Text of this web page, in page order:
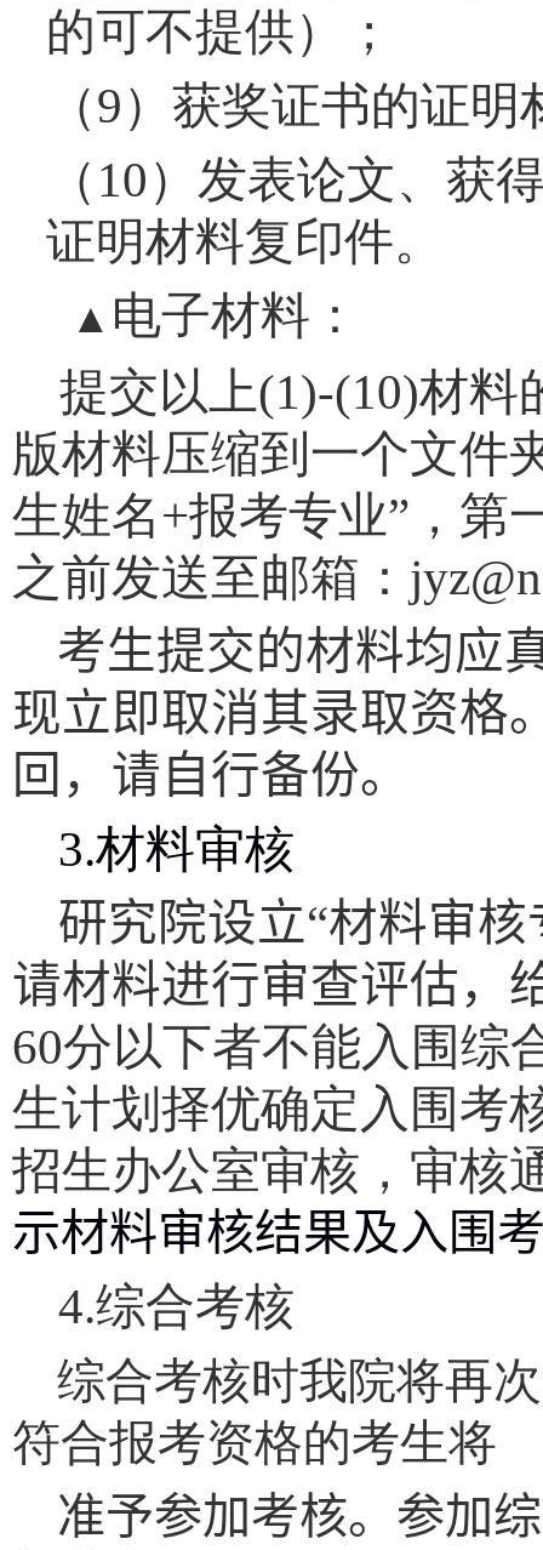
的可不提供）；
（9）获奖证书的证明
（ 10）发表论文、获
证明材料复印件。
▲ 电子材料：
提交以上(1)-(10)材料
版材料压缩到一个文件
生姓名+报考专业”，第
之前发送至邮箱：
考生提交的材料均应
现立即取消其录取资格
回，请自行备份。
3.材料审核
研究院设立“材料审核
请材料进行审查评估，
60分以下者不能入围综
生计划择优确定入围考
招生办公室审核，审核
示材料审核结果及入围
4.综合考核
综合考核时我院将再
符合报考资格的考生将
准予参加考核。 参加